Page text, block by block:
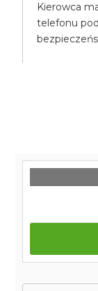
Kierowca
telefonu